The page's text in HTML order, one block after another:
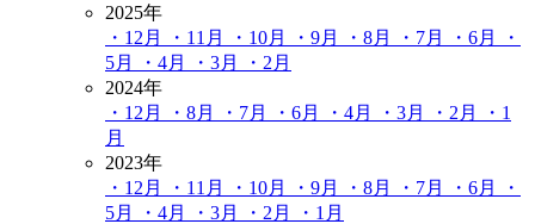
2025年
・12月
・11月 ・10月 ・9月 ・8月 ・7月 ・6月
・
5月
・4月 ・3月
・2月
2024年
・12月
・8月 ・7月 ・6月 ・4月 ・3月 ・2月
・1
月
2023年
・12月
・11月 ・10月 ・9月 ・8月 ・7月 ・6月
・
5月
・4月 ・3月 ・2月
・1月